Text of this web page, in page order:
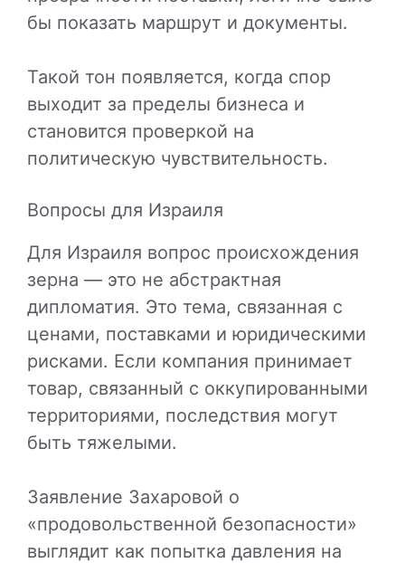
бы показать маршрут и документы.
Такой тон появляется, когда спор
выходит за пределы бизнеса и
становится проверкой на
политическую чувствительность.
Вопросы для Израиля
Для Израиля вопрос происхождения
зерна — это не абстрактная
дипломатия. Это тема, связанная с
ценами, поставками и юридическими
рисками. Если компания принимает
товар, связанный с оккупированными
территориями, последствия могут
быть тяжелыми.
Заявление Захаровой о
«продовольственной безопасности»
выглядит как попытка давления на